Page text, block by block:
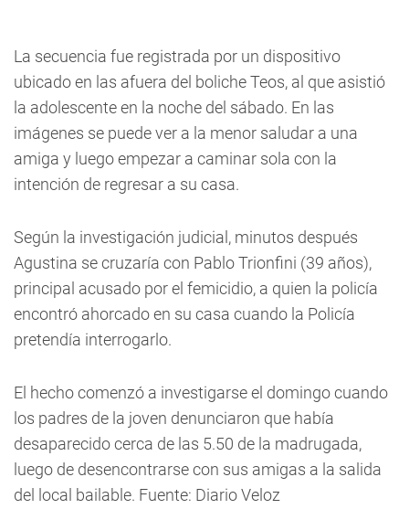
La secuencia fue registrada por un dispositivo
ubicado en las afuera del boliche Teos, al que asistió
la adolescente en la noche del sábado. En las
imágenes se puede ver a la menor saludar a una
amiga y luego empezar a caminar sola con la
intención de regresar a su casa.
Según la investigación judicial, minutos después
Agustina se cruzaría con Pablo Trionfini (39 años),
principal acusado por el femicidio, a quien la policía
encontró ahorcado en su casa cuando la Policía
pretendía interrogarlo.
El hecho comenzó a investigarse el domingo cuando
los padres de la joven denunciaron que había
desaparecido cerca de las 5.50 de la madrugada,
luego de desencontrarse con sus amigas a la salida
del local bailable. Fuente: Diario Veloz